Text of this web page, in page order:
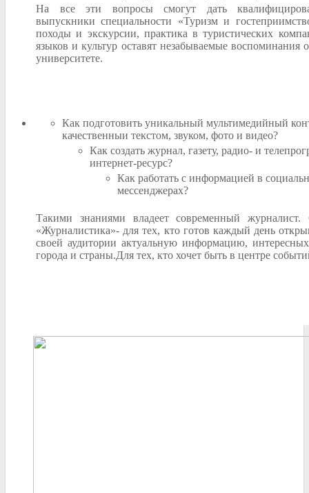
На все эти вопросы смогут дать
выпускники специальности «Туризм и
походы и экскурсии, практика в туристических
языков и культур оставят незабываемые воспоминания
университете.
Как подготовить уникальный мультимедийный
качественныи текстом, звуком, фото и видео?
Как создать журнал, газету, радио- и
интернет-ресурс?
Как работать с информацией в
мессенджерах?
Такими знаниями владеет современный журналист.
«Журналистика»- для тех, кто готов каждый день
своей аудитории актуальную информацию,
города и страны.Для тех, кто хочет быть в центре